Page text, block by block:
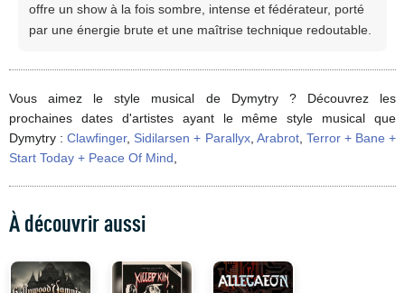
offre un show à la fois sombre, intense et fédérateur, porté
par une énergie brute et une maîtrise technique redoutable.
Vous aimez le style musical de Dymytry ? Découvrez les
prochaines dates d'artistes ayant le même style musical que
Dymytry :Clawfinger, Sidilarsen + Parallyx, Arabrot, Terror + Bane +
Start Today + Peace Of Mind
À découvrir aussi